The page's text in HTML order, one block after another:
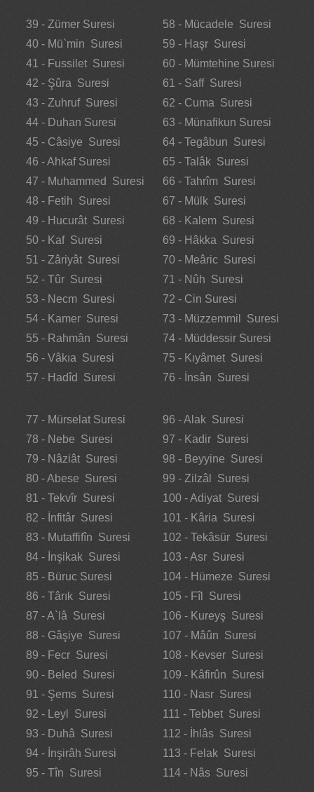
39 - Zümer Suresi
40 - Mü`min Suresi
41 - Fussilet Suresi
42 - Şûra Suresi
43 - Zuhruf Suresi
44 - Duhan Suresi
45 - Câsiye Suresi
46 - Ahkaf Suresi
47 - Muhammed Suresi
48 - Fetih Suresi
49 - Hucurât Suresi
50 - Kaf Suresi
51 - Zâriyât Suresi
52 - Tûr Suresi
53 - Necm Suresi
54 - Kamer Suresi
55 - Rahmân Suresi
56 - Vâkıa Suresi
57 - Hadîd Suresi
58 - Mücadele Suresi
59 - Haşr Suresi
60 - Mümtehine Suresi
61 - Saff Suresi
62 - Cuma Suresi
63 - Münafikun Suresi
64 - Tegâbun Suresi
65 - Talâk Suresi
66 - Tahrîm Suresi
67 - Mülk Suresi
68 - Kalem Suresi
69 - Hâkka Suresi
70 - Meâric Suresi
71 - Nûh Suresi
72 - Cin Suresi
73 - Müzzemmil Suresi
74 - Müddessir Suresi
75 - Kıyâmet Suresi
76 - İnsân Suresi
77 - Mürselat Suresi
78 - Nebe Suresi
79 - Nâziât Suresi
80 - Abese Suresi
81 - Tekvîr Suresi
82 - İnfitâr Suresi
83 - Mutaffifîn Suresi
84 - İnşikak Suresi
85 - Büruc Suresi
86 - Târık Suresi
87 - A`lâ Suresi
88 - Gâşiye Suresi
89 - Fecr Suresi
90 - Beled Suresi
91 - Şems Suresi
92 - Leyl Suresi
93 - Duhâ Suresi
94 - İnşirâh Suresi
95 - Tîn Suresi
96 - Alak Suresi
97 - Kadir Suresi
98 - Beyyine Suresi
99 - Zilzâl Suresi
100 - Adiyat Suresi
101 - Kâria Suresi
102 - Tekâsür Suresi
103 - Asr Suresi
104 - Hümeze Suresi
105 - Fîl Suresi
106 - Kureyş Suresi
107 - Mâûn Suresi
108 - Kevser Suresi
109 - Kâfirûn Suresi
110 - Nasr Suresi
111 - Tebbet Suresi
112 - İhlâs Suresi
113 - Felak Suresi
114 - Nâs Suresi